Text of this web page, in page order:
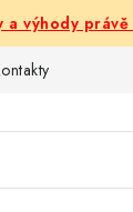
a výhody